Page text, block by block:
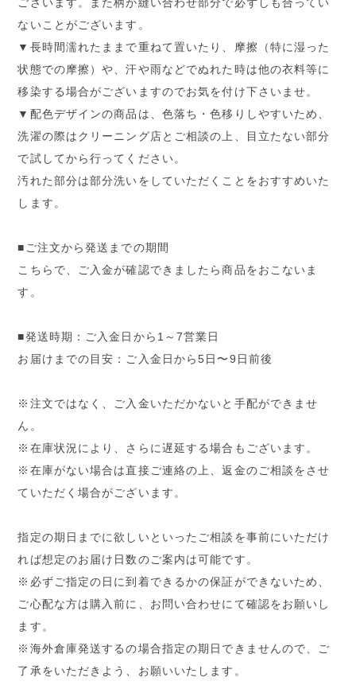
ないことがございます。
▼長時間濡れたままで重ねて置いたり、摩擦（特に湿った
状態での摩擦）や、汗や雨などでぬれた時は他の衣料等に
移染する場合がございますのでお気を付け下さいませ。
▼配色デザインの商品は、色落ち・色移りしやすいため、
洗濯の際はクリーニング店とご相談の上、目立たない部分
で試してから行ってください。
汚れた部分は部分洗いをしていただくことをおすすめいた
します。
■ご注文から発送までの期間
こちらで、ご入金が確認できましたら商品をおこないま
す。
■発送時期：ご入金日から1～7営業日
お届けまでの目安：ご入金日から5日〜9日前後
※注文ではなく、ご入金いただかないと手配ができませ
ん。
※在庫状況により、さらに遅延する場合もございます。
※在庫がない場合は直接ご連絡の上、返金のご相談をさせ
ていただく場合がございます。
指定の期日までに欲しいといったご相談を事前にいただけ
れば想定のお届け日数のご案内は可能です。
※必ずご指定の日に到着できるかの保証ができないため、
ご心配な方は購入前に、お問い合わせにて確認をお願いし
ます。
※海外倉庫発送するの場合指定の期日できませんので、ご
了承をいただきよう、お願いいたします。